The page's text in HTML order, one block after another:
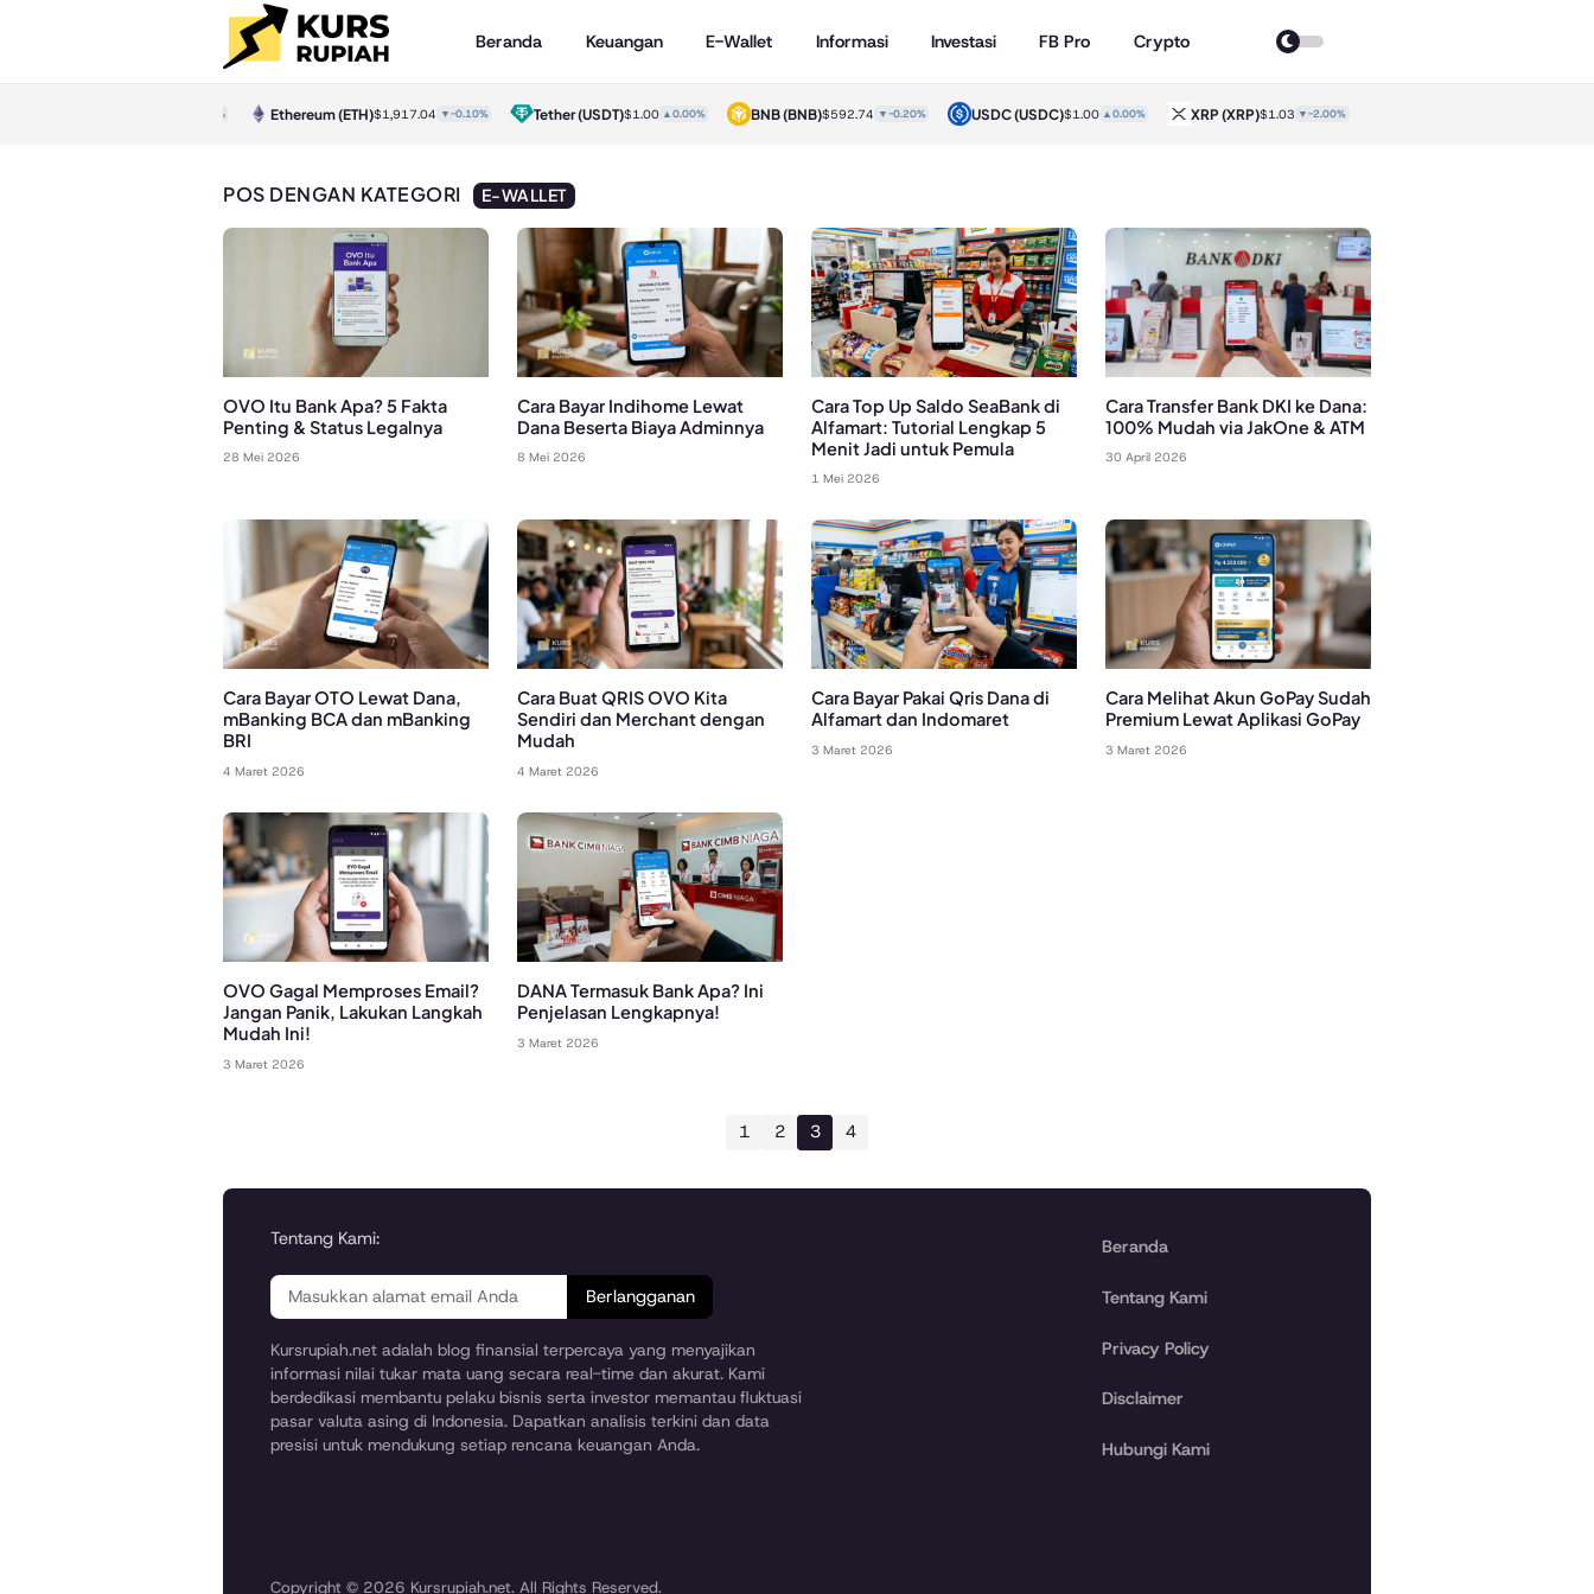
Beranda Keuangan E-Wallet Informasi Investasi FB Pro Crypto
Ethereum(ETH)$1,917.04 ▼-0.10% Tether(USDT)$1.00 ▲0.00% BNB(BNB)$592.74 ▼-0.20% USDC(USDC)$1.00 ▲0.00% XRP(XRP)$1.03 ▼-2.00%
POS DENGAN KATEGORI E-WALLET
OVO Itu Bank Apa? 5 Fakta
Penting & Status Legalnya
28 Mei 2026
Cara Bayar Indihome Lewat
Dana Beserta Biaya Adminnya
8 Mei 2026
Cara Top Up Saldo SeaBank di
Alfamart: Tutorial Lengkap 5
Menit Jadi untuk Pemula
1 Mei 2026
Cara Transfer Bank DKI ke Dana:
100% Mudah via JakOne & ATM
30 April 2026
Cara Bayar OTO Lewat Dana,
mBanking BCA dan mBanking
BRI
4 Maret 2026
Cara Buat QRIS OVO Kita
Sendiri dan Merchant dengan
Mudah
4 Maret 2026
Cara Bayar Pakai Qris Dana di
Alfamart dan Indomaret
3 Maret 2026
Cara Melihat Akun GoPay Sudah
Premium Lewat Aplikasi GoPay
3 Maret 2026
OVO Gagal Memproses Email?
Jangan Panik, Lakukan Langkah
Mudah Ini!
3 Maret 2026
DANA Termasuk Bank Apa? Ini
Penjelasan Lengkapnya!
3 Maret 2026
1 2 3 4
Tentang Kami:
Berlangganan
Kursrupiah.net adalah blog finansial terpercaya yang menyajikan
informasi nilai tukar mata uang secara real-time dan akurat. Kami
berdedikasi membantu pelaku bisnis serta investor memantau fluktuasi
pasar valuta asing di Indonesia. Dapatkan analisis terkini dan data
presisi untuk mendukung setiap rencana keuangan Anda.
Beranda
Tentang Kami
Privacy Policy
Disclaimer
Hubungi Kami
Copyright © 2026 Kursrupiah.net. All Rights Reserved.